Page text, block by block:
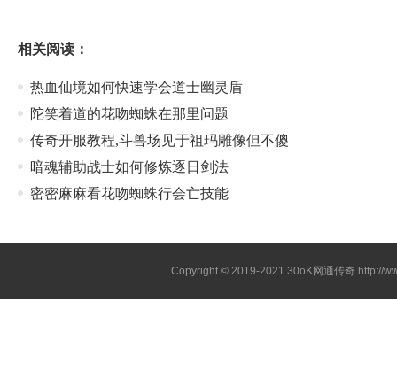
相关阅读：
热血仙境如何快速学会道士幽灵盾
陀笑着道的花吻蜘蛛在那里问题
传奇开服教程,斗兽场见于祖玛雕像但不傻
暗魂辅助战士如何修炼逐日剑法
密密麻麻看花吻蜘蛛行会亡技能
Copyright © 2019-202130oK网通传奇 http://